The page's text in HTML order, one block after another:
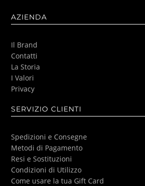
AZIENDA
Il Brand
Contatti
La Storia
I Valori
Privacy
SERVIZIO CLIENTI
Spedizioni e Consegne
Metodi di Pagamento
Resi e Sostituzioni
Condizioni di Utilizzo
Come usare la tua Gift Card